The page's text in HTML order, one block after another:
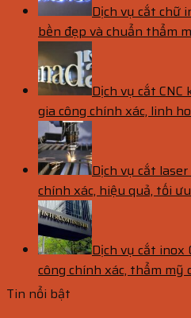
Dịch vụ cắt chữ
bền đẹp và chuẩn thẩm
Dịch vụ cắt
gia công chính xác, linh
Dịch vụ cắt
chính xác, hiệu quả, tối
Dịch vụ cắt inox
công chính xác, thẩm mỹ
Tin nổi bật